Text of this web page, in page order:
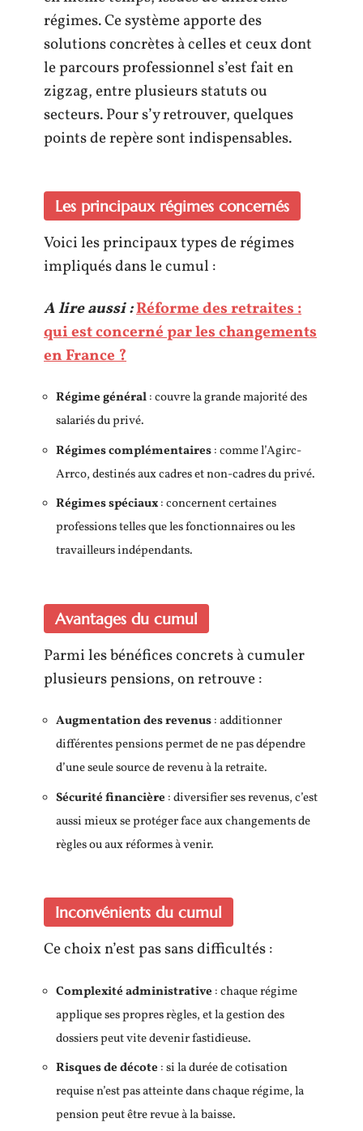
régimes. Ce système apporte des
solutions concrètes à celles et ceux dont
le parcours professionnel s’est fait en
zigzag, entre plusieurs statuts ou
secteurs. Pour s’y retrouver, quelques
points de repère sont indispensables.
Les principaux régimes concernés
Voici les principaux types de régimes
impliqués dans le cumul :
A lire aussi :Réforme des retraites :
qui est concerné par les changements
en France ?
Régime général: couvre la grande majorité des
salariés du privé.
Régimes complémentaires: comme l’Agirc-
Arrco, destinés aux cadres et non-cadres du privé.
Régimes spéciaux: concernent certaines
professions telles que les fonctionnaires ou les
travailleurs indépendants.
Avantages du cumul
Parmi les bénéfices concrets à cumuler
plusieurs pensions, on retrouve :
Augmentation des revenus: additionner
différentes pensions permet de ne pas dépendre
d’une seule source de revenu à la retraite.
Sécurité financière : diversifier ses revenus, c’est
aussi mieux se protéger face aux changements de
règles ou aux réformes à venir.
Inconvénients du cumul
Ce choix n’est pas sans difficultés :
Complexité administrative : chaque régime
applique ses propres règles, et la gestion des
dossiers peut vite devenir fastidieuse.
Risques de décote : si la durée de cotisation
requise n’est pas atteinte dans chaque régime, la
pension peut être revue à la baisse.